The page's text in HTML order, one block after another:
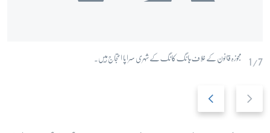
1/7 مجوزہ قانون کے خلاف ہانگ کانگ کے شہری سراپا احتجاج ہیں۔
r
e